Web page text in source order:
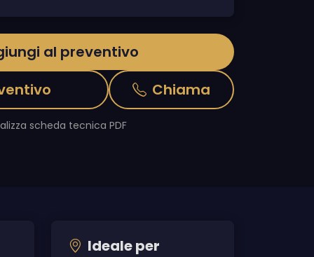
al preventivo
Chiama
scheda tecnica PDF
Ideale per